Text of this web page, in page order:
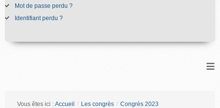
Mot de passe perdu ?
Identifiant perdu ?
≡
Vous êtes ici : Accueil / Les congrès / Congrès 2023